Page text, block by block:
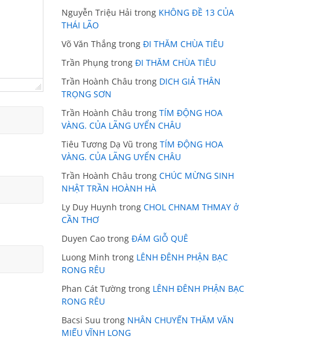
Nguyễn Triệu Hải trong KHÔNG ĐỀ 13 CỦA
THÁI LÃO
Võ Văn Thắng trong ĐI THĂM CHÙA TIÊU
Trần Phụng trong ĐI THĂM CHÙA TIÊU
Trần Hoành Châu trong DICH GIẢ THÂN
TRỌNG SƠN
Trần Hoành Châu trong TÍM ĐỘNG HOA
VÀNG. CỦA LÃNG UYỂN CHÂU
Tiêu Tương Dạ Vũ trong TÍM ĐỘNG HOA
VÀNG. CỦA LÃNG UYỂN CHÂU
Trần Hoành Châu trong CHÚC MỪNG SINH
NHẬT TRẦN HOÀNH HÀ
Ly Duy Huynh trong CHOL CHNAM THMAY ở
CẦN THƠ
Duyen Cao trong ĐÁM GIỖ QUÊ
Luong Minh trong LÊNH ĐÊNH PHẬN BẠC
RONG RÊU
Phan Cát Tường trong LÊNH ĐÊNH PHẬN BẠC
RONG RÊU
Bacsi Suu trong NHÂN CHUYẾN THĂM VĂN
MIẾU VĨNH LONG